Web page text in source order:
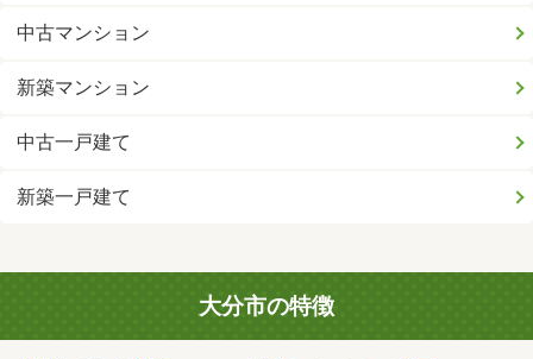
中古マンション
新築マンション
中古一戸建て
新築一戸建て
大分市の特徴